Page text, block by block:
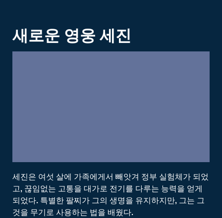
새로운 영웅 세진
세진은 여섯 살에 가족에게서 빼앗겨 정부 실험체가 되었
고, 끊임없는 고통을 대가로 전기를 다루는 능력을 얻게
되었다. 특별한 팔찌가 그의 생명을 유지하지만, 그는 그
것을 무기로 사용하는 법을 배웠다.